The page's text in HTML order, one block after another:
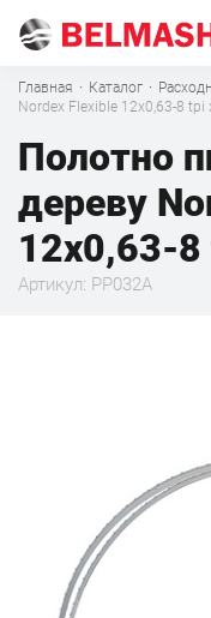
Главная · Каталог ·
Nordex Flexible 12х0,63-8 tpi
Полотно
дереву
12х0,63-
Артикул: PP032A